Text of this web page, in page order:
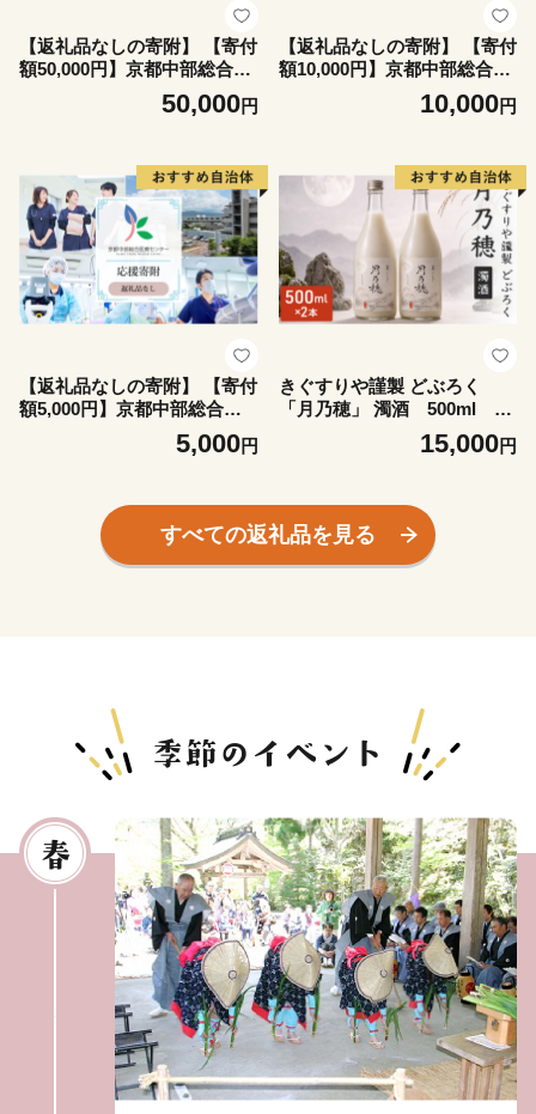
【返礼品なしの寄附】 【寄付
額50,000円】京都中部総合医
療センター ～地域の拠点病院
として、患者さん中心の良質
50,000円
【返礼品なしの寄附】 【寄付
額10,000円】京都中部総合医
療センター ～地域の拠点病院
として、患者さん中心の良質
10,000円
【返礼品なしの寄附】 【寄付
額5,000円】京都中部総合医
療センター ～地域の拠点病院
として、患者さん中心の良質
5,000円
きぐすりや謹製 どぶろく
「月乃穂」 濁酒 500ml 2
本 アルコール 酒 京都府 南丹
15,000円
すべての返礼品を見る